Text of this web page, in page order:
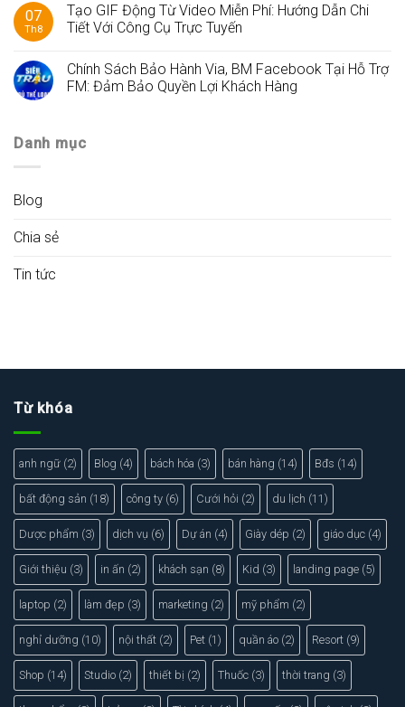
07
Th8
Tạo GIF Động Từ Video Miễn Phí: Hướng Dẫn Chi
Tiết Với Công Cụ Trực Tuyến
Chính Sách Bảo Hành Via, BM Facebook Tại Hỗ Trợ
FM: Đảm Bảo Quyền Lợi Khách Hàng
Danh mục
Blog
Chia sẻ
Tin tức
Từ khóa
anh ngữ (2) Blog (4) bách hóa (3) bán hàng (14) Bđs (14)
bất động sản (18) công ty (6) Cưới hỏi (2) du lịch (11)
Dược phẩm (3) dịch vụ (6) Dự án (4) Giày dép (2) giáo dục (4)
Giới thiệu (3) in ấn (2) khách sạn (8) Kid (3) landing page (5)
laptop (2) làm đẹp (3) marketing (2) mỹ phẩm (2)
nghỉ dưỡng (10) nội thất (2) Pet (1) quần áo (2) Resort (9)
Shop (14) Studio (2) thiết bị (2) Thuốc (3) thời trang (3)